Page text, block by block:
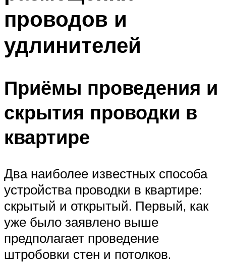
проводов и
удлинителей
Приёмы проведения и
скрытия проводки в
квартире
Два наиболее известных способа
устройства проводки в квартире:
скрытый и открытый. Первый, как
уже было заявлено выше
предполагает проведение
штробовки стен и потолков.